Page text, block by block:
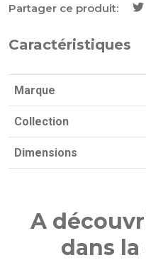
Partager ce produit:
Caractéristiques
Marque
Collection
Dimensions
A
dans